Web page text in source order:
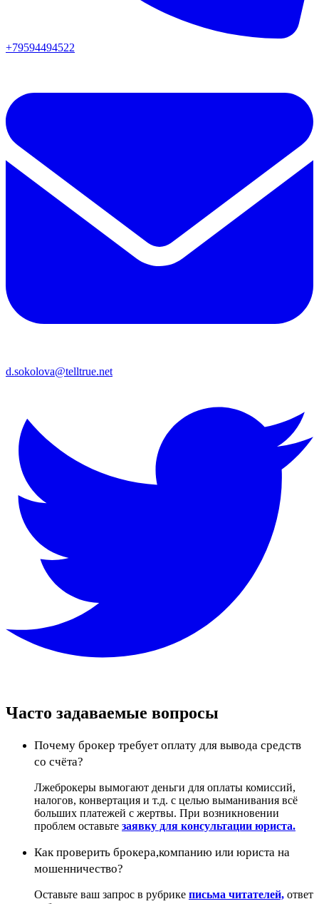
+79594494522
d.sokolova@telltrue.net
Часто задаваемые вопросы
Почему брокер требует оплату для вывода средств
со счёта?
Лжеброкеры вымогают деньги для оплаты комиссий,
налогов, конвертация и т.д. с целью выманивания всё
больших платежей с жертвы. При возникновении
проблем оставьте заявку для консультации юриста.
Как проверить брокера,компанию или юриста на
мошенничество?
Оставьте ваш запрос в рубрике письма читателей, ответ